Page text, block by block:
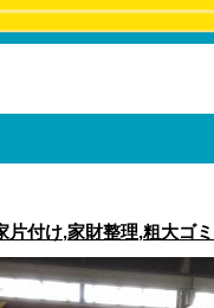
片付け,家財整理,粗大ゴミ